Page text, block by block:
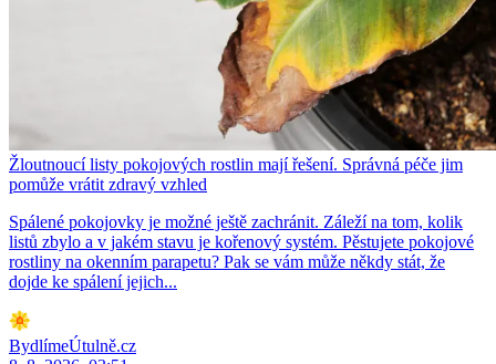
Žloutnoucí listy pokojových rostlin mají řešení. Správná péče jim
pomůže vrátit zdravý vzhled
Spálené pokojovky je možné ještě zachránit. Záleží na tom, kolik
listů zbylo a v jakém stavu je kořenový systém. Pěstujete pokojové
rostliny na okenním parapetu? Pak se vám může někdy stát, že
dojde ke spálení jejich...
BydlímeÚtulně.cz